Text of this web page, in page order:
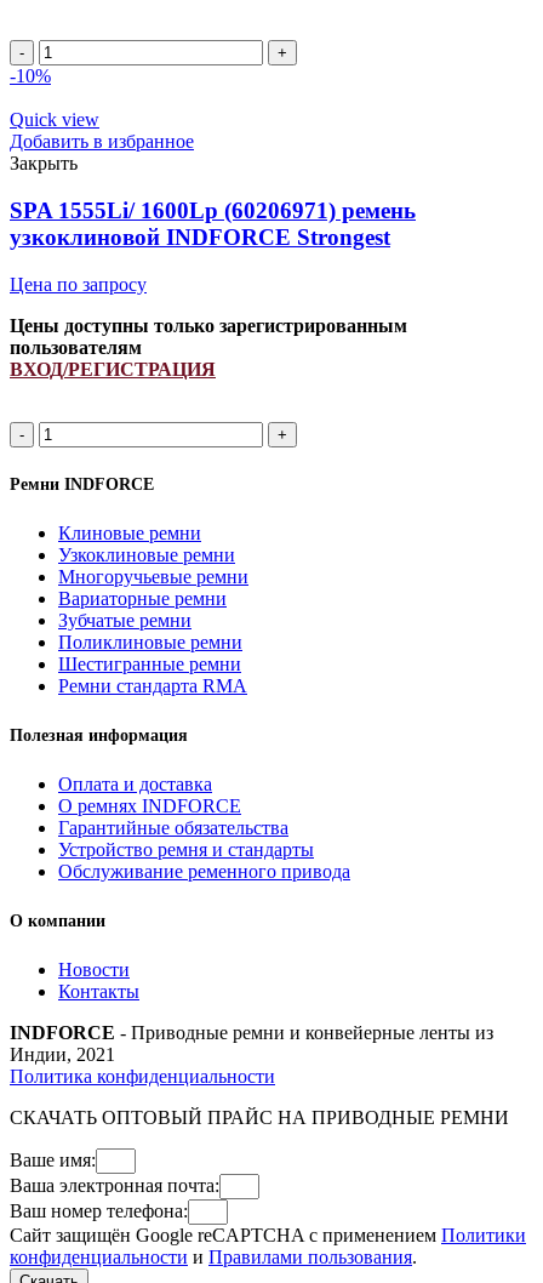
SPA
1730Li/
ремень
узкоклиновой
INDFORCE
Strongest
quantity
-10%
Quick view
Добавить в избранное
Закрыть
SPA 1555Li/ 1600Lp (60206971) ремень
узкоклиновой INDFORCE Strongest
Цена по запросу
Цены доступны только зарегистрированным
пользователям
ВХОД/РЕГИСТРАЦИЯ
SPA
1555Li/
1600Lp
(60206971)
узкоклиновой
INDFORCE
Strongest
quantity
Ремни INDFORCE
Клиновые ремни
Узкоклиновые ремни
Многоручьевые ремни
Вариаторные ремни
Зубчатые ремни
Поликлиновые ремни
Шестигранные ремни
Ремни стандарта RMA
Полезная информация
Оплата и доставка
О ремнях INDFORCE
Гарантийные обязательства
Устройство ремня и стандарты
Обслуживание ременного привода
О компании
Новости
Контакты
INDFORCE - Приводные ремни и конвейерные ленты из
Индии, 2021
Политика конфиденциальности
СКАЧАТЬ ОПТОВЫЙ ПРАЙС НА ПРИВОДНЫЕ РЕМНИ
Ваше имя:
Ваша электронная почта:
Ваш номер телефона:
Сайт защищён Google reCAPTCHA с применением Политики
конфиденциальности и Правилами пользования.